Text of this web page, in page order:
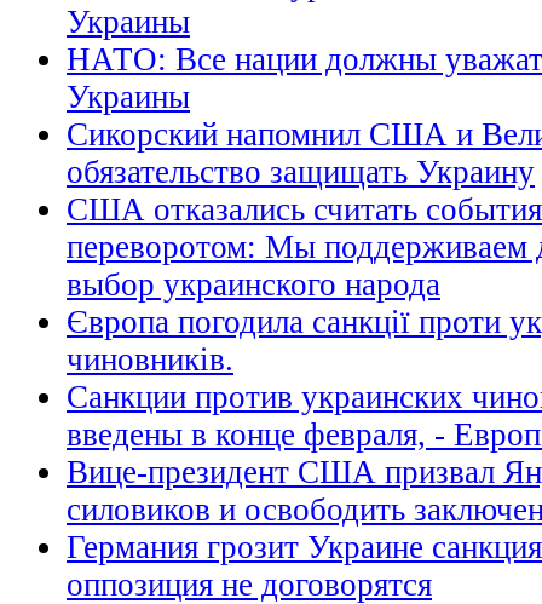
Украины
НАТО: Все нации должны
Украины
Сикорский напомнил США и
обязательство защищать Украину
США отказались считать
переворотом: Мы поддерживаем
выбор украинского народа
Європа погодила санкції проти
чиновників.
Санкции против украинских
введены в конце февраля, -
Вице-президент США призвал
силовиков и освободить
Германия грозит Украине
оппозиция не договорятся